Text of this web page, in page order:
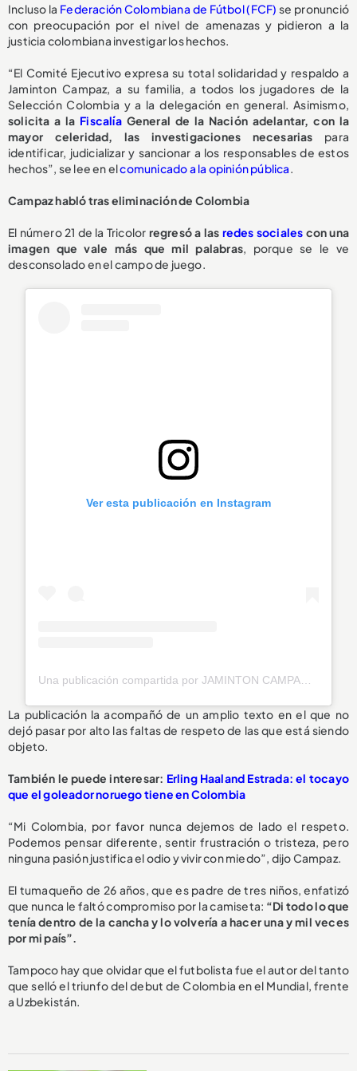
Incluso la Federación Colombiana de Fútbol (FCF) se pronunció
con preocupación por el nivel de amenazas y pidieron a la
justicia colombiana investigar los hechos.
“El Comité Ejecutivo expresa su total solidaridad y respaldo a
Jaminton Campaz, a su familia, a todos los jugadores de la
Selección Colombia y a la delegación en general. Asimismo,
solicita a la FiscalíaGeneral de la Nación adelantar, con la
mayor celeridad, las investigaciones necesarias para
identificar, judicializar y sancionar a los responsables de estos
hechos”, se lee en elcomunicado a la opinión pública
Campaz habló tras eliminación de Colombia
El número 21 de la Tricolor regresó a las redes sociales con una
imagen que vale más que mil palabras , porque se le ve
desconsolado en el campo de juego.
Ver esta publicación en Instagram
Una publicación compartida por JAMINTON CAMPAZ (@bicho08_)
La publicación la acompañó de un amplio texto en el que no
dejó pasar por alto las faltas de respeto de las que está siendo
objeto.
También le puede interesar: Erling Haaland Estrada: el tocayo
que el goleador noruego tiene en Colombia
“Mi Colombia, por favor nunca dejemos de lado el respeto.
Podemos pensar diferente, sentir frustración o tristeza, pero
ninguna pasión justifica el odio y vivir con miedo”, dijo Campaz.
El tumaqueño de 26 años, que es padre de tres niños, enfatizó
que nunca le faltó compromiso por la camiseta: “Di todo lo que
tenía dentro de la cancha y lo volvería a hacer una y mil veces
por mi país”.
Tampoco hay que olvidar que el futbolista fue el autor del tanto
que selló el triunfo del debut de Colombia en el Mundial, frente
a Uzbekistán.